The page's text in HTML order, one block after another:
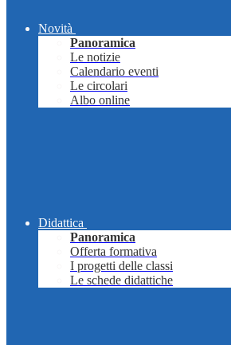
Novità
Panoramica
Le notizie
Calendario eventi
Le circolari
Albo online
Didattica
Panoramica
Offerta formativa
I progetti delle classi
Le schede didattiche